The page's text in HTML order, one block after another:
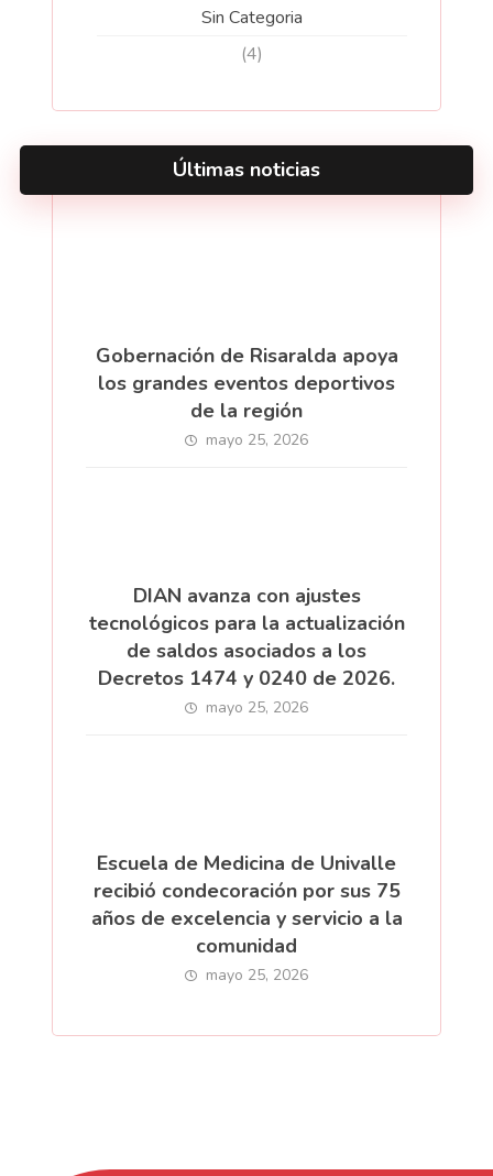
Sin Categoria
(4)
Últimas noticias
Gobernación de Risaralda apoya
los grandes eventos deportivos
de la región
mayo 25, 2026
DIAN avanza con ajustes
tecnológicos para la actualización
de saldos asociados a los
Decretos 1474 y 0240 de 2026.
mayo 25, 2026
Escuela de Medicina de Univalle
recibió condecoración por sus 75
años de excelencia y servicio a la
comunidad
mayo 25, 2026